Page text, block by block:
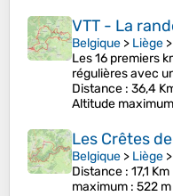
VTT - La
Belgique > Liège >
Les 16 premiers
régulières avec
Distance : 36,4
Altitude maximum
Les Crêtes
Belgique > Liège >
Distance : 17,1 Km
maximum : 522 m